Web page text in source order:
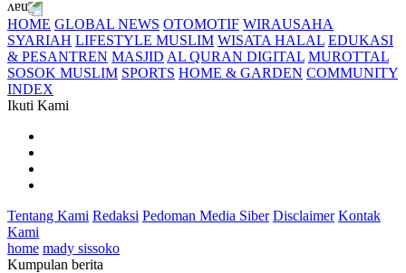
HOME GLOBAL NEWS OTOMOTIF WIRAUSAHA
SYARIAH LIFESTYLE MUSLIM WISATA HALAL EDUKASI
& PESANTREN MASJID AL QURAN DIGITAL MUROTTAL
SOSOK MUSLIM SPORTS HOME & GARDEN COMMUNITY
INDEX
Ikuti Kami
Tentang Kami Redaksi Pedoman Media Siber Disclaimer Kontak
Kami
home mady sissoko
Kumpulan berita